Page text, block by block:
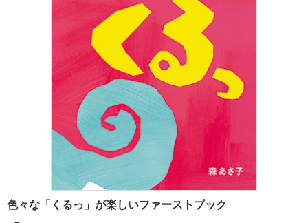
色々な「くるっ」が楽しいファーストブック